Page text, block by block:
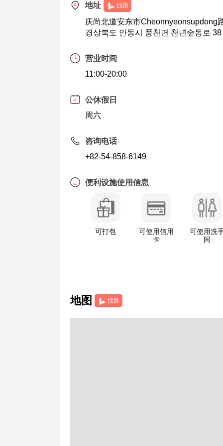
地址 找路
庆尚北道安东市Cheonnyeonsupdong
경상북도 안동시 풍천면 천년숲동로 38
营业时间
11:00-20:00
公休假日
周六
咨询电话
+82-54-858-6149
便利设施使用信息
可打包
可使用信用
卡
可使用洗
间
地图 找路